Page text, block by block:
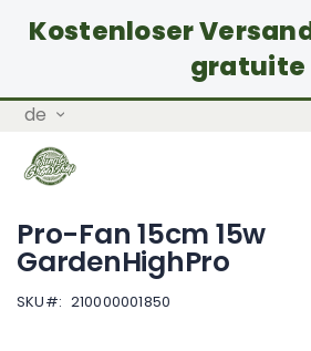
Kostenloser
gratuite
Zum
springen
Sprache
de
Pro-Fan 15cm 15w
GardenHighPro
SKU 210000001850